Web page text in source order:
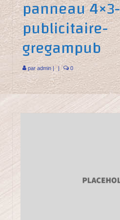
panneau 4×3-
publicitaire-
gregampub
par admin | 0